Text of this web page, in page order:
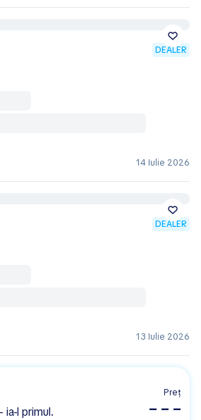
DEALER
14 Iulie 2026
DEALER
13 Iulie 2026
l primul.
Preț
– – –